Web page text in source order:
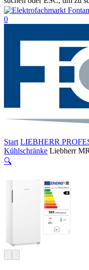
Suche
beenden
suche
0
Start LIEBHERR
Kühlschränke Liebherr
🔍